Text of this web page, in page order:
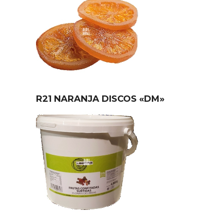
R21 NARANJA DISCOS «DM»